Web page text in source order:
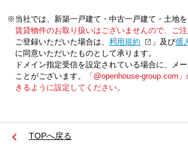
※当社では、新築一戸建て・中古一戸建て・土地を
賃貸物件のお取り扱いはございませんので、ご注
ご登録いただいた場合は、「利用規約 」及び「
個
に同意いただいたものとして承ります。
ドメイン指定受信を設定されている場合に、メ
ことがございます。
「@openhouse-group.com
きるように設定してください。
TOPへ戻る